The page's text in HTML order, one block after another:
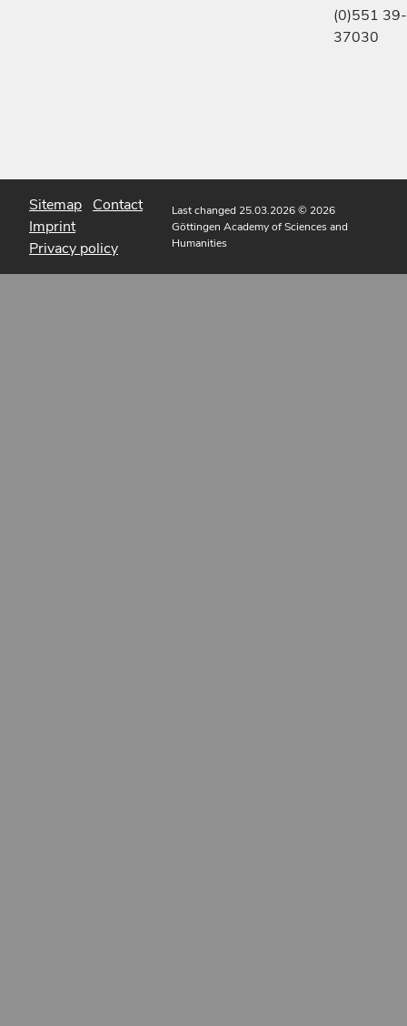
(0)551 39-
37030
Sitemap Contact
Imprint
Privacy policy
Last changed 25.03.2026© 2026
Göttingen Academy of Sciences and
Humanities